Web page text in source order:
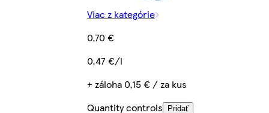
Viac z kategórie
0,70 €
0,47 €/l
+ záloha 0,15 € / za kus
Quantity controls
Pridať